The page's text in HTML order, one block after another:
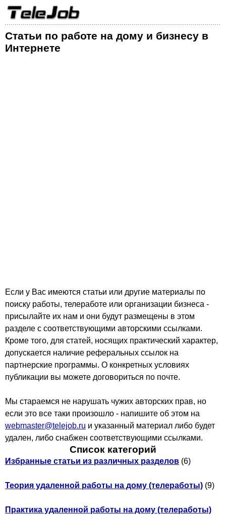
Статьи по работе на дому и бизнесу в
Интернете
Если у Вас имеются статьи или другие материалы по
поиску работы, телеработе или организации бизнеса -
присылайте их нам и они будут размещены в этом
разделе с соответствующими авторскими ссылками.
Кроме того, для статей, носящих практический характер,
допускается наличие реферальных ссылок на
партнерские программы. О конкретных условиях
публикации вы можете договориться по почте.
Мы стараемся не нарушать чужих авторских прав, но
если это все таки произошло - напишите об этом на
webmaster@telejob.ru и указанный материал либо будет
удален, либо снабжен соответствующими ссылками.
Список категорий
Избранные статьи из различных разделов (6)
Теория удаленной работы на дому (телеработы) (9)
Практика удаленной работы на дому (телеработы)